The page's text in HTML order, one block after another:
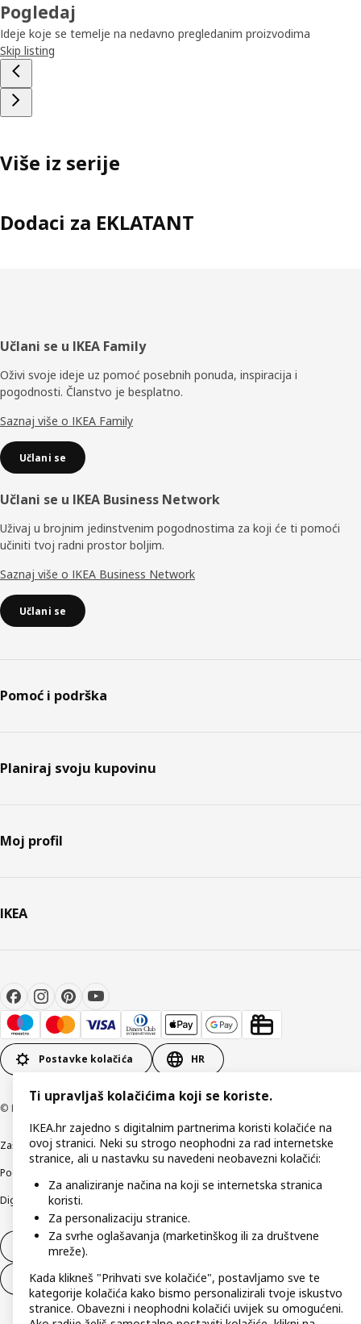
Pogledaj
Ideje koje se temelje na nedavno pregledanim proizvodima
Skip listing
Više iz serije
Dodaci za EKLATANT
Podnožje
Učlani se u IKEA Family
Oživi svoje ideje uz pomoć posebnih ponuda, inspiracija i
pogodnosti. Članstvo je besplatno.
Saznaj više o IKEA Family
Učlani se
Učlani se u IKEA Business Network
Uživaj u brojnim jedinstvenim pogodnostima za koji će ti pomoći
učiniti tvoj radni prostor boljim.
Saznaj više o IKEA Business Network
Učlani se
Pomoć i podrška
Planiraj svoju kupovinu
Moj profil
IKEA
Postavke kolačića HR
© Inter IKEA Systems B.V 1999-2026
Zaštita privatnostiKako koristimo kolačiće (Cookies) Uvjeti poslovanja
Podaci o tvrtki IKEA Hrvatska
Digitalna pristupačnost
Jednostrani raskid ugovora
Jednostrani raskid ugovora za usluge
Ti upravljaš kolačićima koji se koriste.
IKEA.hr zajedno s digitalnim partnerima koristi kolačiće na
ovoj stranici. Neki su strogo neophodni za rad internetske
stranice, ali u nastavku su navedeni neobavezni kolačići:
Za analiziranje načina na koji se internetska stranica
koristi.
Za personalizaciju stranice.
Za svrhe oglašavanja (marketinškog ili za društvene
mreže).
Kada klikneš "Prihvati sve kolačiće", postavljamo sve te
kategorije kolačića kako bismo personalizirali tvoje iskustvo
stranice. Obavezni i neophodni kolačići uvijek su omogućeni.